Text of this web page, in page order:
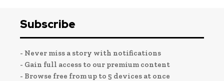
Subscribe
- Never miss a story with notifications
- Gain full access to our premium content
- Browse free from up to 5 devices at once